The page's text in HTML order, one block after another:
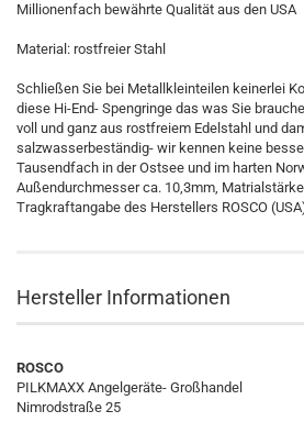
Millionenfach bewährte Qualität aus den USA
Material: rostfreier Stahl
Schließen Sie bei Metallkleinteilen keinerlei
diese Hi-End- Spengringe das was Sie
voll und ganz aus rostfreiem Edelstahl und
salzwasserbeständig- wir kennen keine
Tausendfach in der Ostsee und im harten
Außendurchmesser ca. 10,3mm,
Tragkraftangabe des Herstellers ROSCO
Hersteller Informationen
ROSCO
PILKMAXX Angelgeräte- Großhandel
Nimrodstraße 25